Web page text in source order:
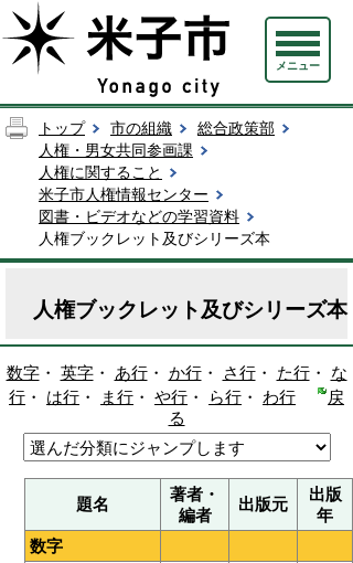
メニュー
トップ 市の組織
総合政策部
人権・男女共同参画課
人権に関すること
米子市人権情報センター
図書・ビデオなどの学習資料
人権ブックレット及びシリーズ本
人権ブックレット及びシリーズ本
数字・ 英字・ あ行・ か行・ さ行・ た行・ な
行 ・ は行 ・ ま行 ・ や行 ・ ら行 ・ わ行
戻
る
題名
著者・
編者
出版元
出版
年
数字